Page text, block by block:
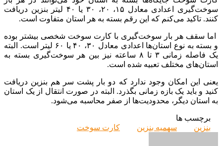
سوخت‌گیری اعدادی معادل ۱۵، ۲۰، ۳۰ یا ۴۰ لیتر بنزین دریافت
کنند. تاکید می‌کنم که این رقم بسته به هر استان متفاوت است.
اما سقف هر بار سوخت‌گیری با کارت سوخت شخصی بیشتر بوده
و بسته به نوع استان‌ها اعدادی معادل ۳۰، ۴۰ یا ۶۰ لیتر است. البته
یک فاصله زمانی ۳ تا ۸ ساعته نیز بین هر سوخت‌گیری بسته به
استان‌های مختلف تعبیه شده است.
یعنی این امکان وجود ندارد که دو بار پشت سر هم بنزین دریافت
کنید و باید یک بازه زمانی بگذرد. البته در صورت انتقال از یک استان
به استان دیگر، محدودیت‌ها از صفر محاسبه می‌شود.
برچسب ها
بنزین
سهمیه بنزین کارت سوخت